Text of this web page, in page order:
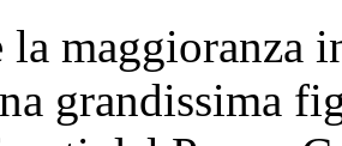
la maggioranza
grandissima